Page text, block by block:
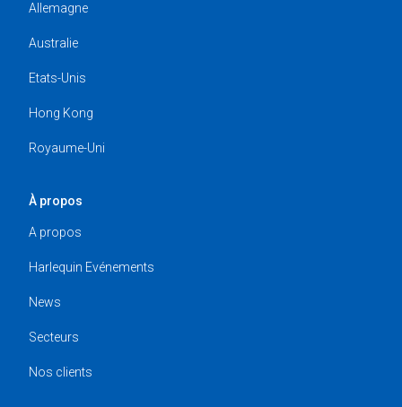
Allemagne
Australie
Etats-Unis
Hong Kong
Royaume-Uni
À propos
A propos
Harlequin Evénements
News
Secteurs
Nos clients